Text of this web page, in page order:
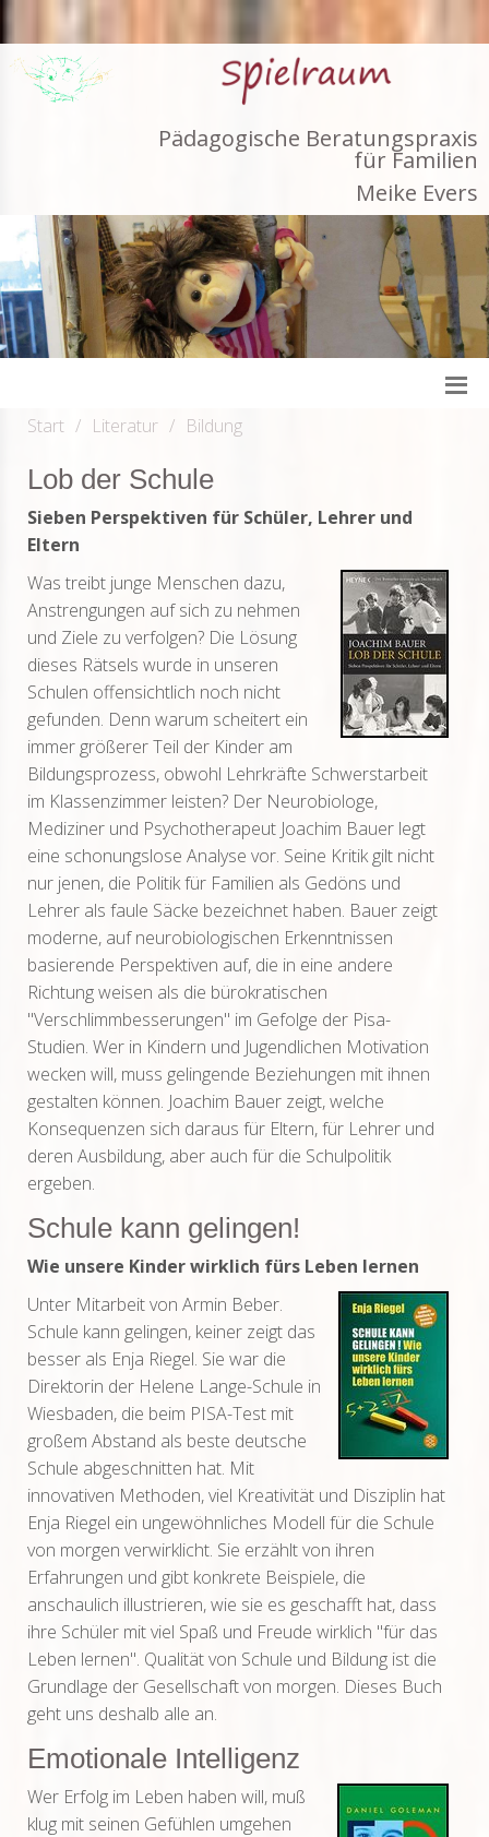
Pädagogische Beratungspraxis
für Familien
Meike Evers
Start Literatur Bildung
Lob der Schule
Sieben Perspektiven für Schüler, Lehrer und
Eltern
Was treibt junge Menschen dazu,
Anstrengungen auf sich zu nehmen
und Ziele zu verfolgen? Die Lösung
dieses Rätsels wurde in unseren
Schulen offensichtlich noch nicht
gefunden. Denn warum scheitert ein
immer größerer Teil der Kinder am
Bildungsprozess, obwohl Lehrkräfte Schwerstarbeit
im Klassenzimmer leisten? Der Neurobiologe,
Mediziner und Psychotherapeut Joachim Bauer legt
eine schonungslose Analyse vor. Seine Kritik gilt nicht
nur jenen, die Politik für Familien als Gedöns und
Lehrer als faule Säcke bezeichnet haben. Bauer zeigt
moderne, auf neurobiologischen Erkenntnissen
basierende Perspektiven auf, die in eine andere
Richtung weisen als die bürokratischen
"Verschlimmbesserungen" im Gefolge der Pisa-
Studien. Wer in Kindern und Jugendlichen Motivation
wecken will, muss gelingende Beziehungen mit ihnen
gestalten können. Joachim Bauer zeigt, welche
Konsequenzen sich daraus für Eltern, für Lehrer und
deren Ausbildung, aber auch für die Schulpolitik
ergeben.
Schule kann gelingen!
Wie unsere Kinder wirklich fürs Leben lernen
Unter Mitarbeit von Armin Beber.
Schule kann gelingen, keiner zeigt das
besser als Enja Riegel. Sie war die
Direktorin der Helene Lange-Schule in
Wiesbaden, die beim PISA-Test mit
großem Abstand als beste deutsche
Schule abgeschnitten hat. Mit
innovativen Methoden, viel Kreativität und Disziplin hat
Enja Riegel ein ungewöhnliches Modell für die Schule
von morgen verwirklicht. Sie erzählt von ihren
Erfahrungen und gibt konkrete Beispiele, die
anschaulich illustrieren, wie sie es geschafft hat, dass
ihre Schüler mit viel Spaß und Freude wirklich "für das
Leben lernen". Qualität von Schule und Bildung ist die
Grundlage der Gesellschaft von morgen. Dieses Buch
geht uns deshalb alle an.
Emotionale Intelligenz
Wer Erfolg im Leben haben will, muß
klug mit seinen Gefühlen umgehen